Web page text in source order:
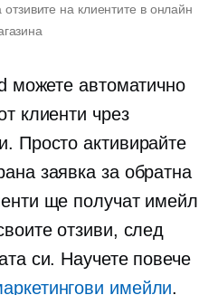
на клиентите в онлайн
можете автоматично
клиенти чрез
Просто активирайте
заявка за обратна
ще получат имейл
отзиви, след
си. Научете повече
имейли.